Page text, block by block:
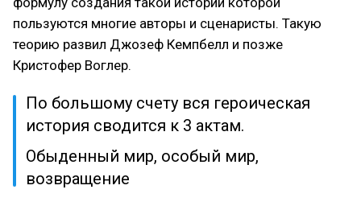
пользуются многие авторы и сценаристы. Такую
теорию развил Джозеф Кемпбелл и позже
Кристофер Воглер.
По большому счету вся героическая
история сводится к 3 актам.
Обыденный мир, особый мир,
возвращение